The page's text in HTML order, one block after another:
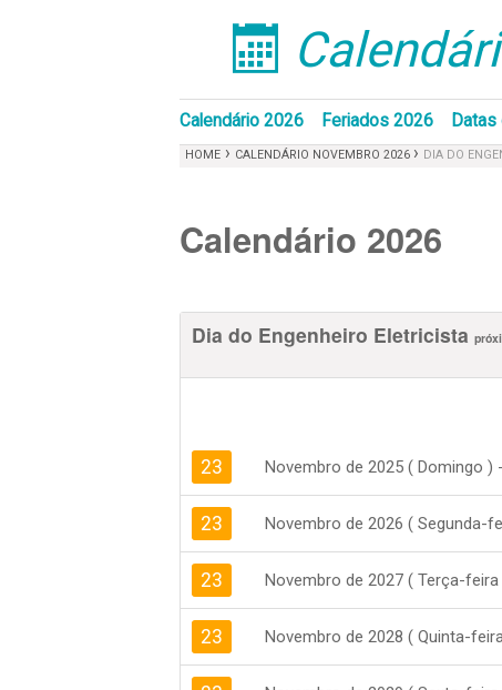
󰁣
Calendário 2026 Feriados 2026
HOME › CALENDÁRIO NOVEMBRO 2026 › DIA DO
Calendário 2026
Dia do Engenheiro Eletricista
23 Novembro de 2025 ( Domingo ) -
23 Novembro de 2026 ( Segunda-
23 Novembro de 2027 ( Terça-feira
23 Novembro de 2028 ( Quinta-